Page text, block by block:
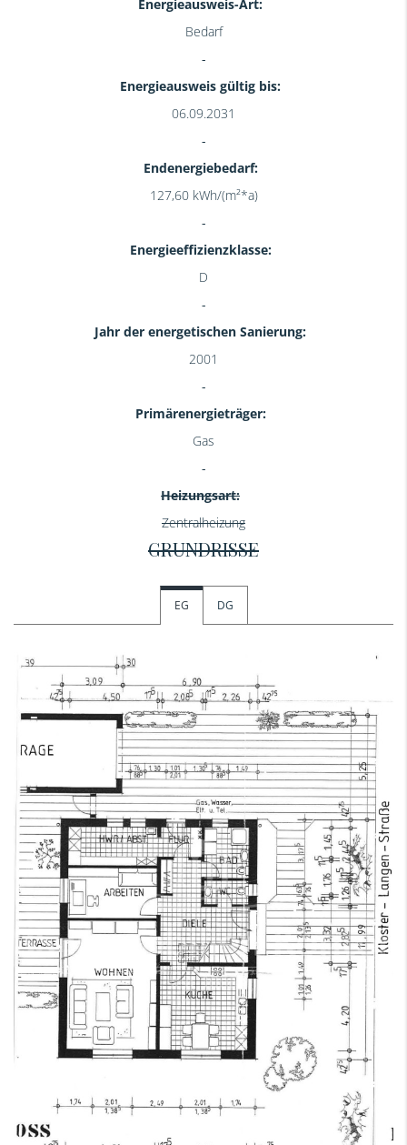
Energieausweis-Art:
Bedarf
Energieausweis gültig bis:
06.09.2031
Endenergiebedarf:
127,60 kWh/(m²*a)
Energieeffizienzklasse:
D
Jahr der energetischen Sanierung:
2001
Primärenergieträger:
Gas
Heizungsart:
Zentralheizung
GRUNDRISSE
EG DG